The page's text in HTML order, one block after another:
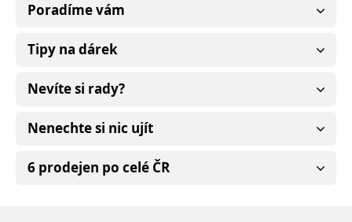
Poradíme vám
Tipy na dárek
Nevíte si rady?
Nenechte si nic ujít
6 prodejen po celé ČR